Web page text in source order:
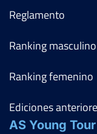
Reglamento
Ranking masculino
Ranking femenino
Ediciones
AS Young Tour